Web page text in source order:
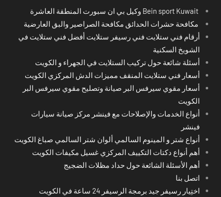
مكافحة حشرات الحدائق مكافحة الصراصير والبق العارضية
أرقام فني ستلايت فني رسيفر ستلايت أفضل فني ستلايت في
الشويخ السكنية
أسئلة شائعة حول تركيب الستلايت في الجهراء و الكويت
أسعار فني ستلايت المنقف مميزات الدش المركزي الكويت
أسعار مقوي سيرفس البر صيانة وتصليح مقوي سيرفس البر
الكويت
أنواع الخدمات والإصلاحات مع فينشر مركز صيانة سيارات
فينشر
أنواع شتر و المينوم السالمي ألوان شتر السالمي صباغ الكويت
أهم أنواع دكتات التكييف المركزي غسيل مكيفات الكويت
أهم الأسئلة الشائعة حول حداد مظلات الضجيج
اتصل بنا
اختِيار رسيفر جيد برمجة الرسيفر 24 ساعة في الكويت